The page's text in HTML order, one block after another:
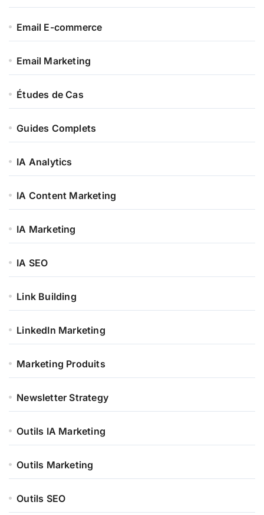
Email E-commerce
Email Marketing
Études de Cas
Guides Complets
IA Analytics
IA Content Marketing
IA Marketing
IA SEO
Link Building
LinkedIn Marketing
Marketing Produits
Newsletter Strategy
Outils IA Marketing
Outils Marketing
Outils SEO